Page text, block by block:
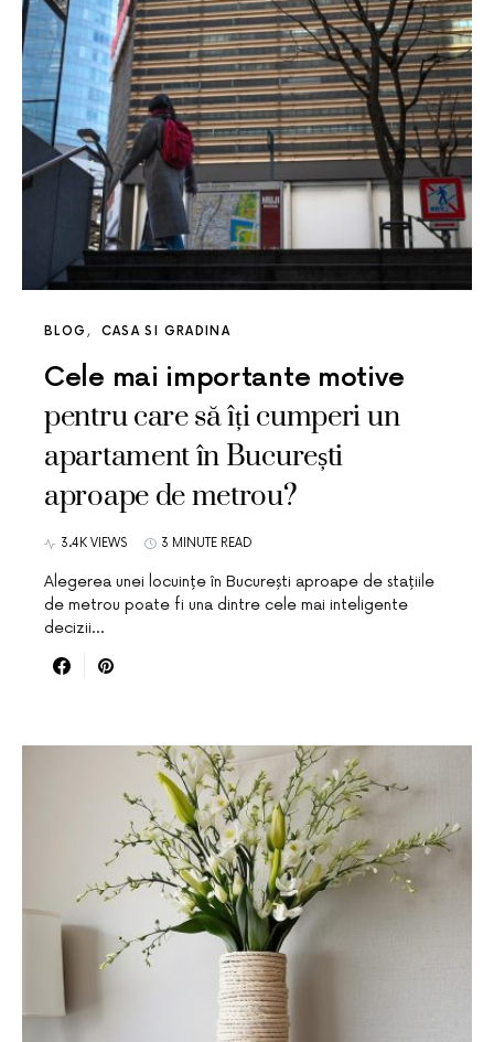
BLOG CASA SI GRADINA
Cele mai importante motive
pentru care să îți cumperi un
apartament în București
aproape de metrou?
3.4K VIEWS 3 MINUTE READ
Alegerea unei locuințe în București aproape de stațiile
de metrou poate fi una dintre cele mai inteligente
decizii…